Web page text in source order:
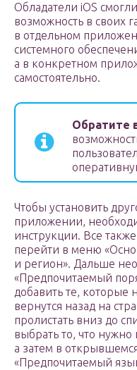
Обладатели iOS
возможность в своих
в отдельном
системного
а в конкретном
самостоятельно.
Обратите
Чтобы установить
приложении,
инструкции. Все
перейти в меню
и регион». Дальше
«Предпочитаемый
добавить те,
вернутся назад на
пролистать вниз до
выбрать то, что нужно
а затем в
«Предпочитаемый